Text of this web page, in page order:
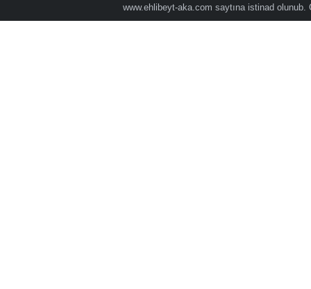
www.ehlibeyt-aka.com saytına istinad olunub.